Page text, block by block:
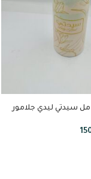
اسبراي 200 مل سيدتي ليدي جلامور